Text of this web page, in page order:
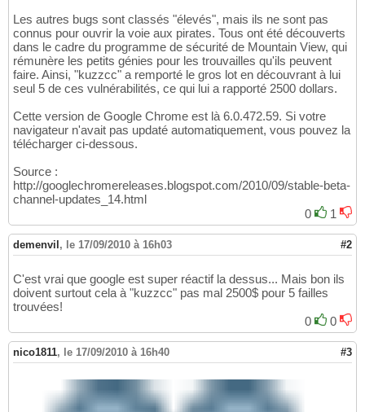
Les autres bugs sont classés "élevés", mais ils ne sont pas
connus pour ouvrir la voie aux pirates. Tous ont été découverts
dans le cadre du programme de sécurité de Mountain View, qui
rémunère les petits génies pour les trouvailles qu'ils peuvent
faire. Ainsi, "kuzzcc" a remporté le gros lot en découvrant à lui
seul 5 de ces vulnérabilités, ce qui lui a rapporté 2500 dollars.
Cette version de Google Chrome est là 6.0.472.59. Si votre
navigateur n'avait pas updaté automatiquement, vous pouvez la
télécharger ci-dessous.
Source :
http://googlechromereleases.blogspot.com/2010/09/stable-beta-
channel-updates_14.html
0
1
demenvil , le 17/09/2010 à 16h03 #2
C'est vrai que google est super réactif la dessus... Mais bon ils
doivent surtout cela à "kuzzcc" pas mal 2500$ pour 5 failles
trouvées!
0
0
nico1811, le 17/09/2010 à 16h40 #3